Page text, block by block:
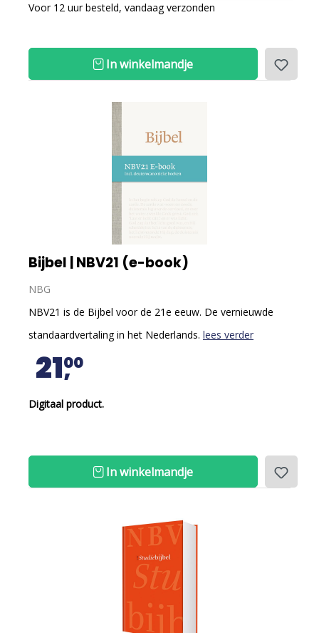
Voor 12 uur besteld, vandaag verzonden
In winkelmandje
Bijbel | NBV21 (e-book)
NBG
NBV21 is de Bijbel voor de 21e eeuw. De vernieuwde
standaardvertaling in het Nederlands. lees verder
2100
Digitaal product.
In winkelmandje